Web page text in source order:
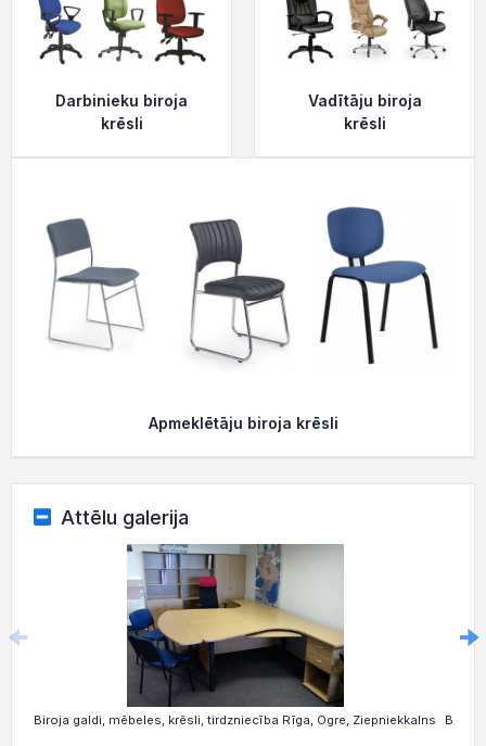
Darbinieku biroja
krēsli
Vadītāju biroja
krēsli
Apmeklētāju biroja krēsli
Attēlu galerija
Biroja galdi, mēbeles, krēsli, tirdzniecība Rīga, Ogre, Ziepniekkalns Biroja